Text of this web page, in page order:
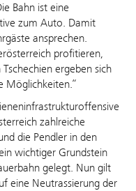
Bahn ist eine
zum Auto. Damit
ansprechen.
profitieren,
ergeben sich
Möglichkeiten.“
zahlreiche
die Pendler in den
wichtiger Grundstein
gelegt. Nun gilt
eine Neutrassierung der